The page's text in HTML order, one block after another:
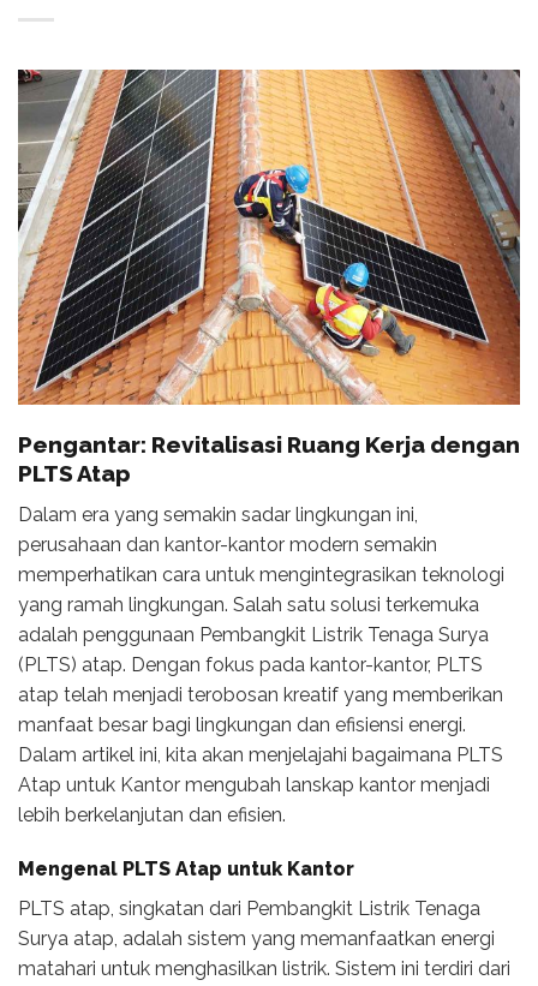
Pengantar: Revitalisasi Ruang Kerja dengan
PLTS Atap
Dalam era yang semakin sadar lingkungan ini,
perusahaan dan kantor-kantor modern semakin
memperhatikan cara untuk mengintegrasikan teknologi
yang ramah lingkungan. Salah satu solusi terkemuka
adalah penggunaan Pembangkit Listrik Tenaga Surya
(PLTS) atap. Dengan fokus pada kantor-kantor, PLTS
atap telah menjadi terobosan kreatif yang memberikan
manfaat besar bagi lingkungan dan efisiensi energi.
Dalam artikel ini, kita akan menjelajahi bagaimana PLTS
Atap untuk Kantor mengubah lanskap kantor menjadi
lebih berkelanjutan dan efisien.
Mengenal PLTS Atap untuk Kantor
PLTS atap, singkatan dari Pembangkit Listrik Tenaga
Surya atap, adalah sistem yang memanfaatkan energi
matahari untuk menghasilkan listrik. Sistem ini terdiri dari